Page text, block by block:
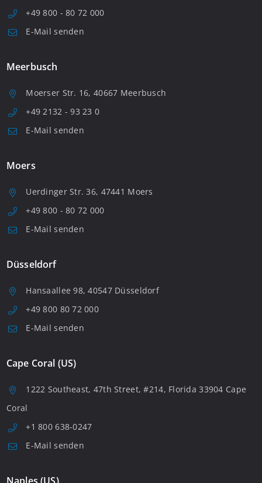
+49 800 - 80 72 000
E-Mail senden
Meerbusch
Moerser Str. 16, 40667 Meerbusch
+49 2132 - 93 23 0
E-Mail senden
Moers
Uerdinger Str. 36, 47441 Moers
+49 800 - 80 72 000
E-Mail senden
Düsseldorf
Hansaallee 98, 40547 Düsseldorf
+49 800 80 72 000
E-Mail senden
Cape Coral (US)
1222 Southeast, 47th Street, #214, Florida 33904 Cape
Coral
+1 800 638-0247
E-Mail senden